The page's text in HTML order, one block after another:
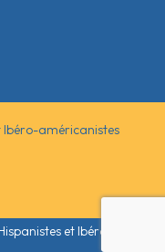
Ibéro-américanistes
et Ibéro-